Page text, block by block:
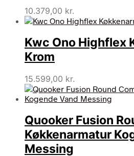
10.379,00 kr.
Kwc Ono Highflex
Krom
15.599,00 kr.
Quooker Fusion
Køkkenarmatur
Messing